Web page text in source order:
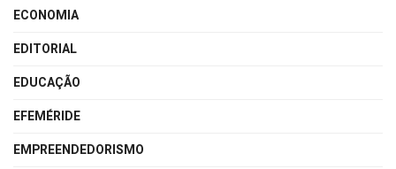
ECONOMIA
EDITORIAL
EDUCAÇÃO
EFEMÉRIDE
EMPREENDEDORISMO